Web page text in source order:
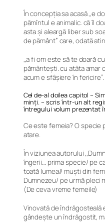
În concepția sa acasă ,,e
pămîntul e animalic. că îl
asta şi aleargă liber sub
de pământ” care, odată
,,a fi om este să te doară
pământești. cu atâta amar
acum e sfâșiere în
Cel de-al doilea capitol –
minți. – scris într-un alt
întregului volum prezentat
Ce este femeia? O specie
atare.
În viziunea autorului
îngerii… prima specie/ pe
toată lumea// muşti din
Dumnezeu/ pe urmă pleci
(De ceva vreme femeile)
Vinovată de îndrăgosteală
gândește un îndrăgostit,